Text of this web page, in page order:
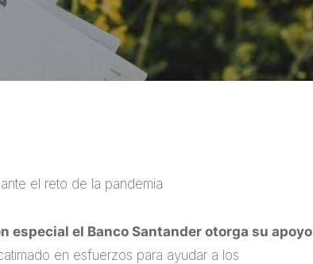
el reto de la pandemia
especial el Banco Santander otorga su apoyo
en esfuerzos para ayudar a los